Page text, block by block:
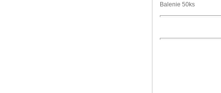
Balenie 50ks